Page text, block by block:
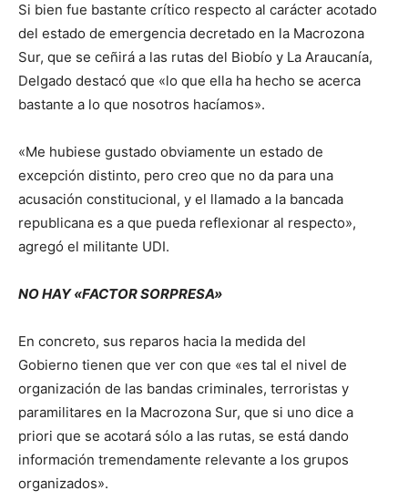
Si bien fue bastante crítico respecto al carácter acotado
del estado de emergencia decretado en la Macrozona
Sur, que se ceñirá a las rutas del Biobío y La Araucanía,
Delgado destacó que «lo que ella ha hecho se acerca
bastante a lo que nosotros hacíamos».
«Me hubiese gustado obviamente un estado de
excepción distinto, pero creo que no da para una
acusación constitucional, y el llamado a la bancada
republicana es a que pueda reflexionar al respecto»,
agregó el militante UDI.
NO HAY «FACTOR SORPRESA»
En concreto, sus reparos hacia la medida del
Gobierno tienen que ver con que «es tal el nivel de
organización de las bandas criminales, terroristas y
paramilitares en la Macrozona Sur, que si uno dice a
priori que se acotará sólo a las rutas, se está dando
información tremendamente relevante a los grupos
organizados».